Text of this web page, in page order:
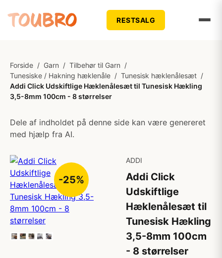
RESTSALG
Forside / Garn / Tilbehør til Garn /
Tunesiske / Hakning hæklenåle / Tunesisk hæklenålesæt /
Addi Click Udskiftlige Hæklenålesæt til Tunesisk Hækling
3,5-8mm 100cm - 8 størrelser
Dele af indholdet på denne side kan være genereret
med hjælp fra AI.
-25%
ADDI
Addi Click
Udskiftlige
Hæklenålesæt til
Tunesisk Hækling
3,5-8mm 100cm
- 8 størrelser